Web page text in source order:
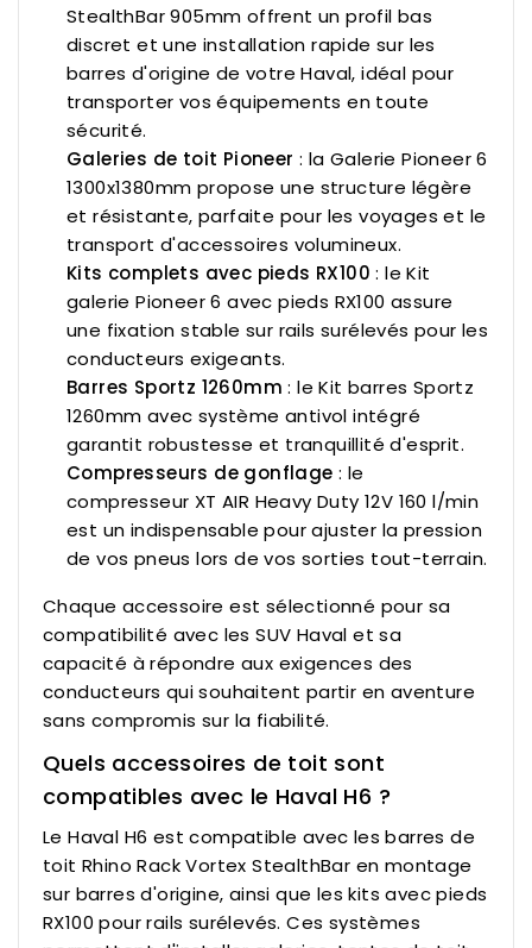
StealthBar 905mm offrent un profil bas
discret et une installation rapide sur les
barres d'origine de votre Haval, idéal pour
transporter vos équipements en toute
sécurité.
Galeries de toit Pioneer : laGalerie Pioneer 6
1300x1380mm propose une structure légère
et résistante, parfaite pour les voyages et le
transport d'accessoires volumineux.
Kits complets avec pieds RX100 : leKit
galerie Pioneer 6 avec pieds RX100 assure
une fixation stable sur rails surélevés pour les
conducteurs exigeants.
Barres Sportz 1260mm : leKit barres Sportz
1260mm avec système antivol intégré
garantit robustesse et tranquillité d'esprit.
Compresseurs de gonflage : le
compresseur XT AIR Heavy Duty 12V 160 l/min
est un indispensable pour ajuster la pression
de vos pneus lors de vos sorties tout-terrain.
Chaque accessoire est sélectionné pour sa
compatibilité avec les SUV Haval et sa
capacité à répondre aux exigences des
conducteurs qui souhaitent partir en aventure
sans compromis sur la fiabilité.
Quels accessoires de toit sont
compatibles avec le Haval H6 ?
Le Haval H6 est compatible avec les barres de
toit Rhino Rack Vortex StealthBar en montage
sur barres d'origine, ainsi que les kits avec pieds
RX100 pour rails surélevés. Ces systèmes